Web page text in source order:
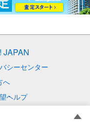
JAPAN
シーセンター
へ
ヘルプ